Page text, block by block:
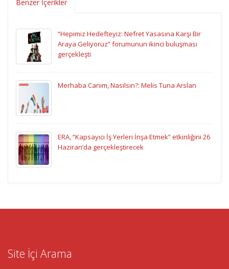
Benzer İçerikler
“Hepimiz Hedefteyiz: Nefret Yasasına Karşı Bir
Araya Geliyoruz” forumunun ikinci buluşması
gerçekleşti
Merhaba Canım, Nasılsın?: Melis Tuna Arslan
ERA, “Kapsayıcı İş Yerleri İnşa Etmek” etkinliğini 26
Haziran’da gerçekleştirecek
Site İçi Arama